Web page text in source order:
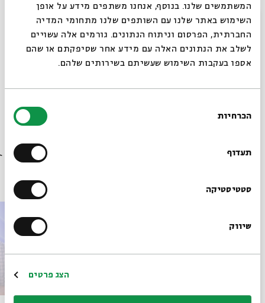
המשתמשים שלנו. בנוסף, אנחנו משתפים מידע על אופן
השימוש באתר שלנו עם השותפים שלנו מתחומי המדיה
החברתית, הפרסום וניתוח הנתונים. גורמים אלה עשויים
לשלב את הנתונים האלה עם מידע אחר שסיפקתם או שהם
אספו בעקבות השימוש שעשיתם בשירותים שלהם.
הסכמה
הכרחיות
תעדוף
סטטיסטיקה
שיווק
הצג פרטים
מתוך המפגש ממשנה לתלמוד שהתקיים ב-09.07.23
סגור